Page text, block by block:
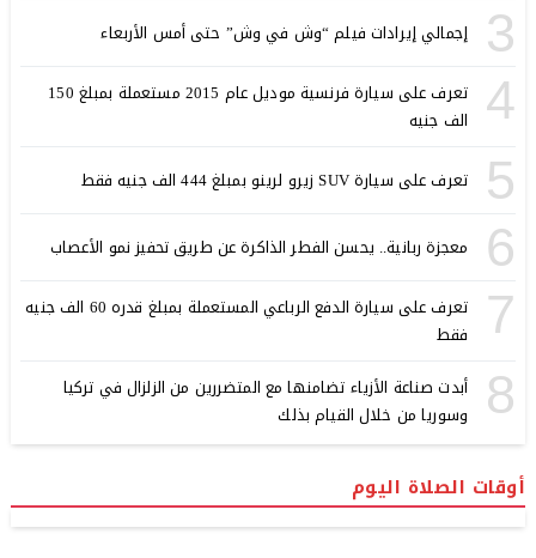
3 إجمالي إيرادات فيلم “وش في وش” حتى أمس الأربعاء
4
تعرف على سيارة فرنسية موديل عام 2015 مستعملة بمبلغ 150
الف جنيه
5 تعرف على سيارة SUV زيرو لرينو بمبلغ 444 الف جنيه فقط
6 معجزة ربانية.. يحسن الفطر الذاكرة عن طريق تحفيز نمو الأعصاب
7
تعرف على سيارة الدفع الرباعي المستعملة بمبلغ قدره 60 الف جنيه
فقط
8
أبدت صناعة الأزياء تضامنها مع المتضررين من الزلزال في تركيا
وسوريا من خلال القيام بذلك
أوقات الصلاة اليوم